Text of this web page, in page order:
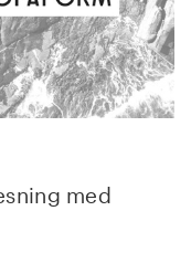
med